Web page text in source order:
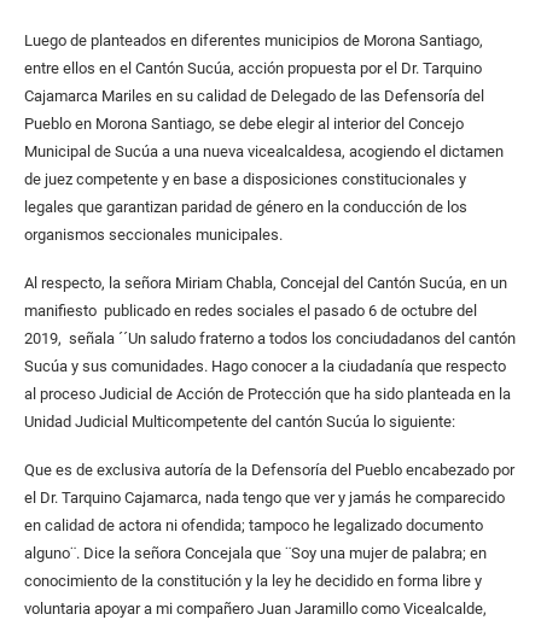
Luego de planteados en diferentes municipios de Morona Santiago,
entre ellos en el Cantón Sucúa, acción propuesta por el Dr. Tarquino
Cajamarca Mariles en su calidad de Delegado de las Defensoría del
Pueblo en Morona Santiago, se debe elegir al interior del Concejo
Municipal de Sucúa a una nueva vicealcaldesa, acogiendo el dictamen
de juez competente y en base a disposiciones constitucionales y
legales que garantizan paridad de género en la conducción de los
organismos seccionales municipales.
Al respecto, la señora Miriam Chabla, Concejal del Cantón Sucúa, en un
manifiesto publicado en redes sociales el pasado 6 de octubre del
2019, señala ´´Un saludo fraterno a todos los conciudadanos del cantón
Sucúa y sus comunidades. Hago conocer a la ciudadanía que respecto
al proceso Judicial de Acción de Protección que ha sido planteada en la
Unidad Judicial Multicompetente del cantón Sucúa lo siguiente:
Que es de exclusiva autoría de la Defensoría del Pueblo encabezado por
el Dr. Tarquino Cajamarca, nada tengo que ver y jamás he comparecido
en calidad de actora ni ofendida; tampoco he legalizado documento
alguno¨. Dice la señora Concejala que ¨Soy una mujer de palabra; en
conocimiento de la constitución y la ley he decidido en forma libre y
voluntaria apoyar a mi compañero Juan Jaramillo como Vicealcalde,